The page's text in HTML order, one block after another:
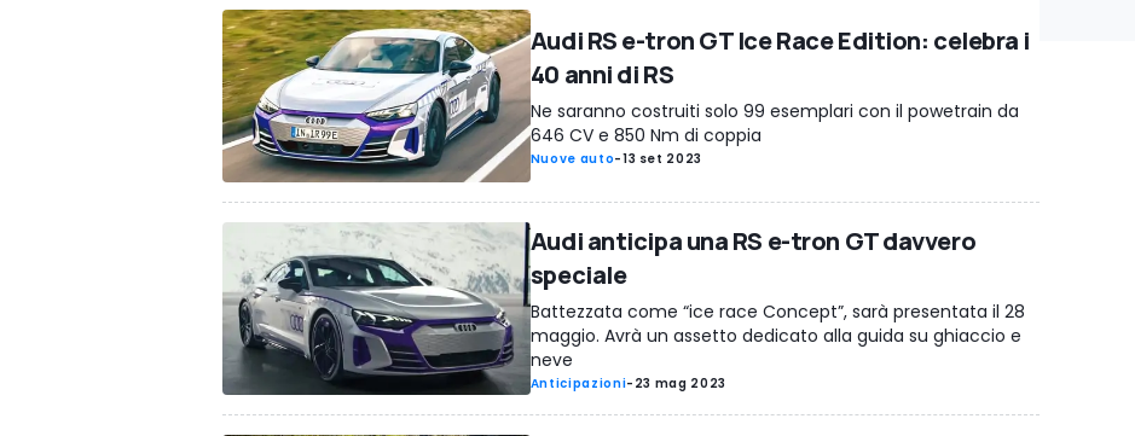
Audi RS e-tron GT Ice Race Edition: celebra i
40 anni di RS
Ne saranno costruiti solo 99 esemplari con il powetrain da
646 CV e 850 Nm di coppia
Nuove auto-13 set 2023
Audi anticipa una RS e-tron GT davvero
speciale
Battezzata come “ice race Concept”, sarà presentata il 28
maggio. Avrà un assetto dedicato alla guida su ghiaccio e
neve
Anticipazioni- 23 mag 2023